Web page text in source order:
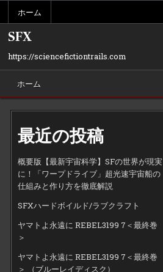
content
ホーム
SFX
https://sciencefictiontrails.com
ホーム
最近の投稿
概要版【最新宇宙科学】SFの世界が現実
に！「ワープドライブ」超光速宇宙船の
仕組みと作り方を徹底解説
SFXハードボイルド/ラブクラフト
ヤマトよ永遠に REBEL3199 7＜最終巻
＞
ヤマトよ永遠に REBEL3199 7＜最終巻
＞ （ブルーレイディスク）